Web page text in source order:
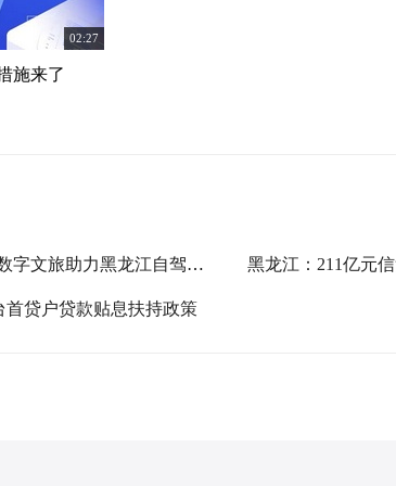
施来了
02:27
于洋：“一码在手 畅游全省” 数字文旅助力黑龙江自驾游产业发展 黑龙江：211亿元
贷户贷款贴息扶持政策